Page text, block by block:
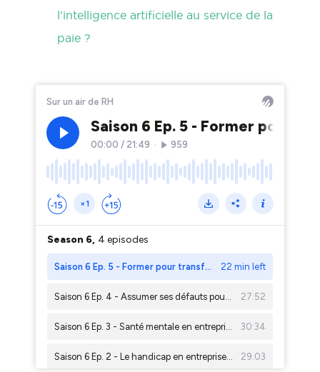
l’intelligence artificielle au service de la
paie ?